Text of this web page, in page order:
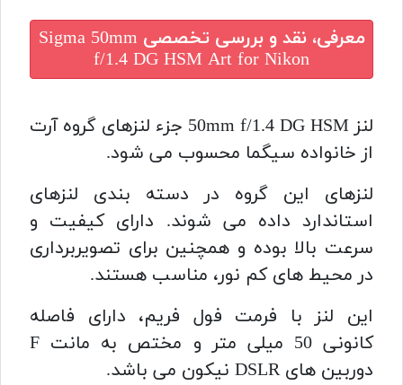
معرفی، نقد و بررسی تخصصی Sigma 50mm
f/1.4 DG HSM Art for Nikon
لنز 50mm f/1.4 DG HSM جزء لنزهای گروه آرت
از خانواده سیگما محسوب می شود.
لنزهای این گروه در دسته بندی لنزهای
استاندارد داده می شوند. دارای کیفیت و
سرعت بالا بوده و همچنین برای تصویربرداری
در محیط های کم نور، مناسب هستند.
این لنز با فرمت فول فریم، دارای فاصله
کانونی 50 میلی متر و مختص به مانت F
دوربین های DSLR نیکون می باشد.